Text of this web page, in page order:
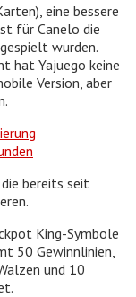
eine bessere
für Canelo die
wurden.
hat Yajuego keine
Version, aber
bereits seit
King-Symbole
50 Gewinnlinien,
und 10